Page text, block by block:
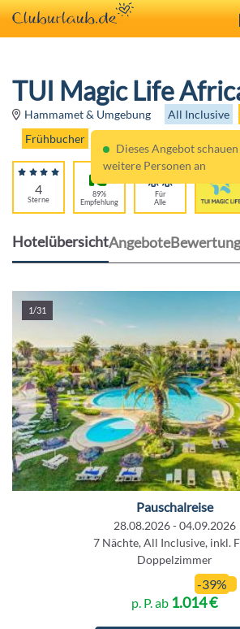
TUI Magic Life
Hammamet & Umgebung All Inclusive
Frühbucher
4
Sterne
89%
Empfehlung
Für
Alle
HotelübersichtAngebote
1/31
Pauschalreise
28.08.2026 - 04.09.2026
7 Nächte, All Inclusive, inkl.
Doppelzimmer
-39%
p. P. ab 1.014 €
Dieses Angebot
weitere Personen an